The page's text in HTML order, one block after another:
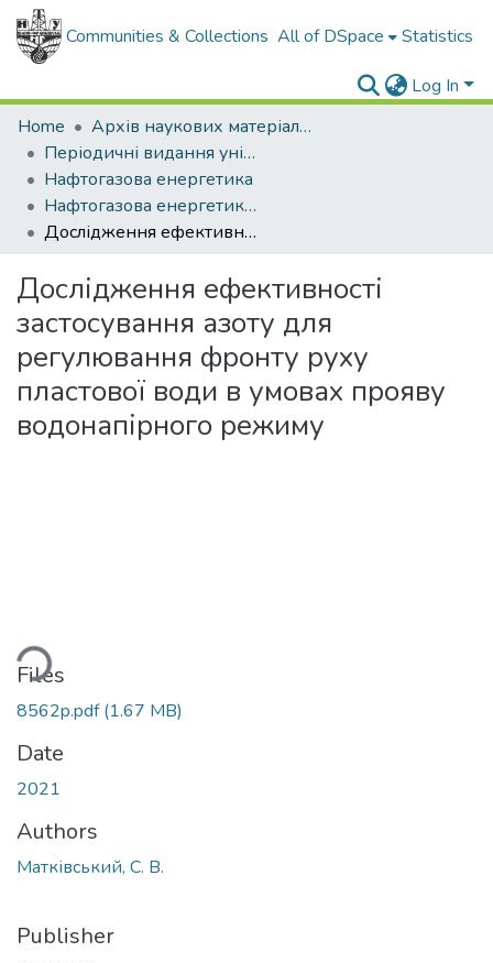
Communities & Collections All of DSpace Statistics
Log In
Home
Архів наукових матеріалів
Періодичні видання університету
Нафтогазова енергетика
Нафтогазова енергетика - 2021 - № 1.
Дослідження ефективності застосування азоту для регулювання фронту руху пластової води в умовах прояву водонапірного режиму
Дослідження ефективності
застосування азоту для
регулювання фронту руху
пластової води в умовах прояву
водонапірного режиму
Files
8562p.pdf(1.67 MB)
Date
2021
Authors
Матківський, С. В.
Publisher